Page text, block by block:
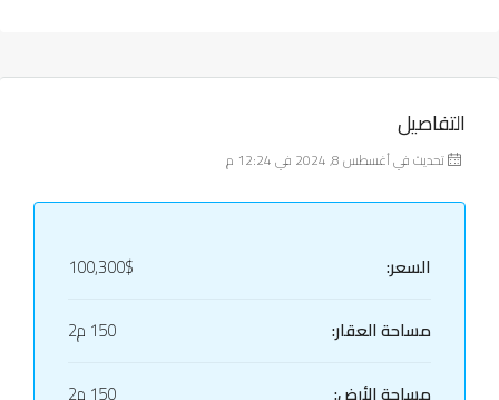
التفاصيل
تحديث في أغسطس 8, 2024 في 12:24 م
السعر:
100,300$
مساحة العقار:
150 م2